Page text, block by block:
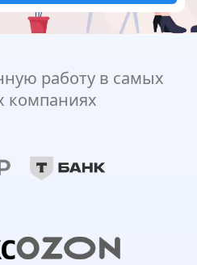
работу в самых
компаниях